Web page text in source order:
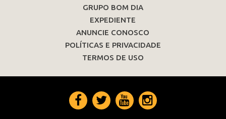
GRUPO BOM DIA
EXPEDIENTE
ANUNCIE CONOSCO
POLÍTICAS E PRIVACIDADE
TERMOS DE USO